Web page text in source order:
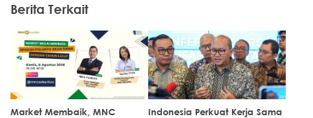
Berita Terkait
Market Membaik, MNC
Indonesia Perkuat Kerja Sama